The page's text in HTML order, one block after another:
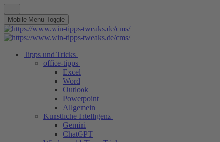
Mobile Menu Toggle
Tipps und Tricks
office-tipps
Excel
Word
Outlook
Powerpoint
Allgemein
Künstliche Intelligenz
Gemini
ChatGPT